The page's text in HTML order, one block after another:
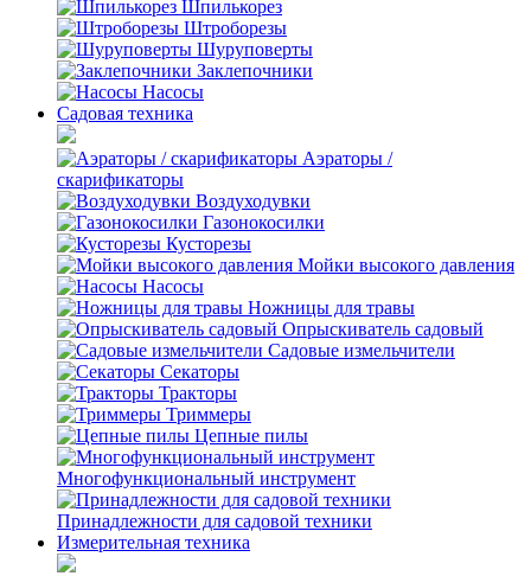
Шпилькорез
Штроборезы
Шуруповерты
Заклепочники
Насосы
Садовая техника
Аэраторы /
скарификаторы
Воздуходувки
Газонокосилки
Кусторезы
Мойки высокого давления
Насосы
Ножницы для травы
Опрыскиватель садовый
Садовые измельчители
Секаторы
Тракторы
Триммеры
Цепные пилы
Многофункциональный инструмент
Принадлежности для садовой техники
Измерительная техника